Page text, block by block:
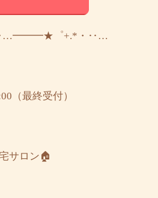
゜+.*・‥…
（最終受付）
サロン🏠